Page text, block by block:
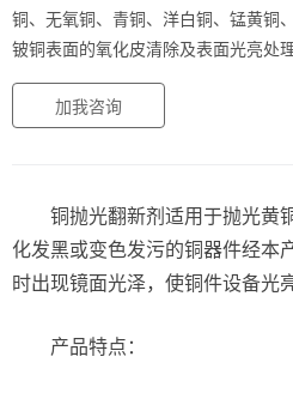
铜、无氧铜、青铜、洋白铜、锰黄铜
铍铜表面的氧化皮清除及表面光亮处理
加我咨询
铜抛光翻新剂适用于抛光黄
化发黑或变色发污的铜器件经本
时出现镜面光泽，使铜件设备光
产品特点：